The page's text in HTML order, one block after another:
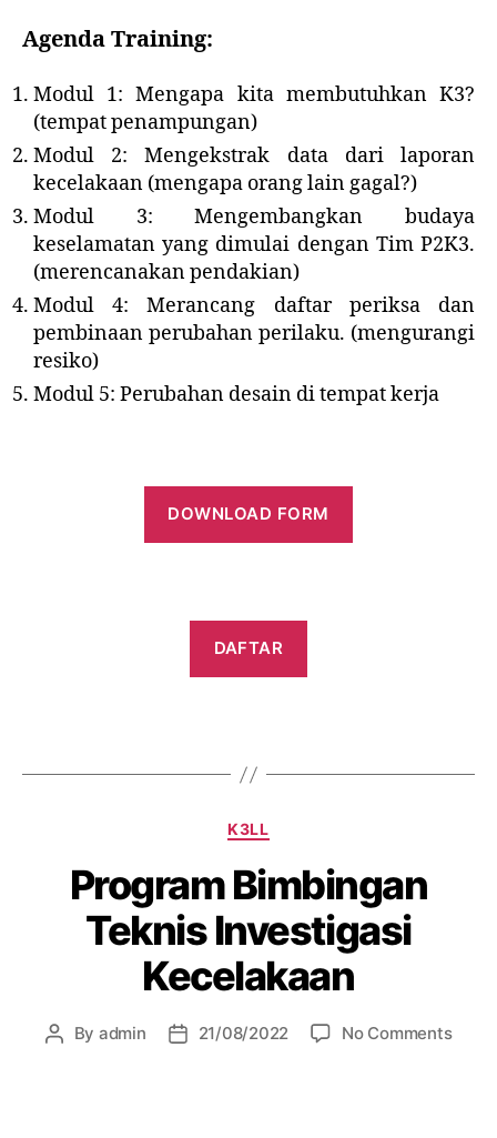
Agenda Training:
Modul 1: Mengapa kita membutuhkan K3?
(tempat penampungan)
Modul 2: Mengekstrak data dari laporan
kecelakaan (mengapa orang lain gagal?)
Modul 3: Mengembangkan budaya
keselamatan yang dimulai dengan Tim P2K3.
(merencanakan pendakian)
Modul 4: Merancang daftar periksa dan
pembinaan perubahan perilaku. (mengurangi
resiko)
Modul 5: Perubahan desain di tempat kerja
DOWNLOAD FORM
DAFTAR
K3LL
Program Bimbingan
Teknis Investigasi
Kecelakaan
By admin 21/08/2022 No Comments